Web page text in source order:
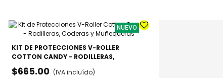
NUEVO
KIT DE PROTECCIONES V-ROLLER
COTTON CANDY - RODILLERAS,
CODERAS Y MUÑEQUERAS
$665.00 (IVA incluído)